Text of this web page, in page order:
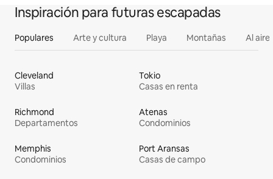
Todo
Alojamientos Experiencias
Inspiración para futuras escapadas
Populares Arte y cultura Playa Montañas Al aire
Cleveland
Villas
Tokio
Casas en renta
Richmond
Departamentos
Atenas
Condominios
Memphis
Condominios
Port Aransas
Casas de campo